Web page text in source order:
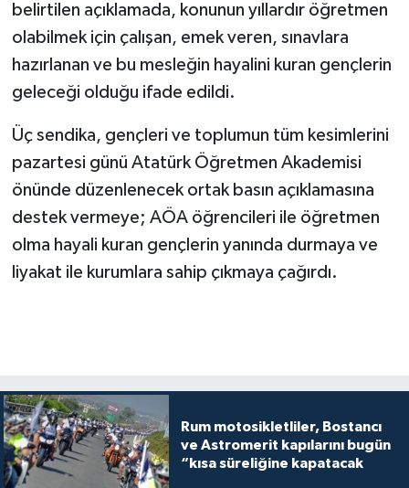
belirtilen açıklamada, konunun yıllardır öğretmen
olabilmek için çalışan, emek veren, sınavlara
hazırlanan ve bu mesleğin hayalini kuran gençlerin
geleceği olduğu ifade edildi.
Üç sendika, gençleri ve toplumun tüm kesimlerini
pazartesi günü Atatürk Öğretmen Akademisi
önünde düzenlenecek ortak basın açıklamasına
destek vermeye; AÖA öğrencileri ile öğretmen
olma hayali kuran gençlerin yanında durmaya ve
liyakat ile kurumlara sahip çıkmaya çağırdı.
Rum motosikletliler, Bostancı
ve Astromerit kapılarını bugün
“kısa süreliğine kapatacak